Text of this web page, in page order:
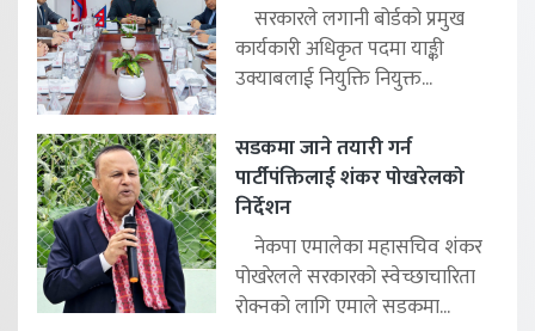
सरकारले लगानी बोर्डको प्रमुख
कार्यकारी अधिकृत पदमा याङ्की
उक्याबलाई नियुक्ति नियुक्त...
सडकमा जाने तयारी गर्न
पार्टीपंक्तिलाई शंकर पोखरेलको
निर्देशन
नेकपा एमालेका महासचिव शंकर
पोखरेलले सरकारको स्वेच्छाचारिता
रोक्नको लागि एमाले सडकमा...